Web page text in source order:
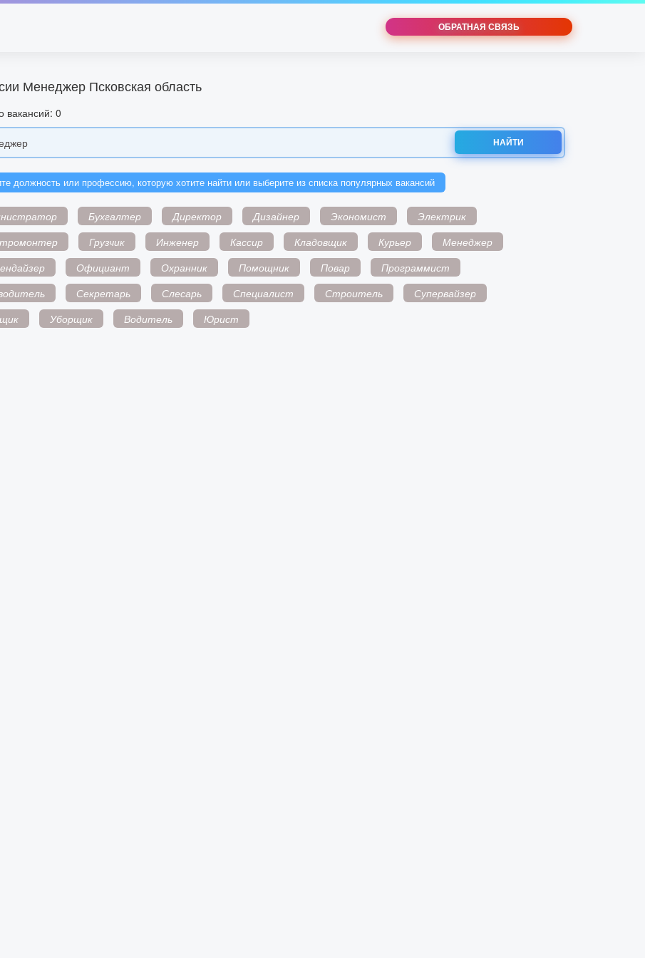
ОБРАТНАЯ СВЯЗЬ
Менеджер Псковская область
вакансий: 0
НАЙТИ
должность или профессию, которую хотите найти или выберите из списка популярных вакансий
Бухгалтер Директор Дизайнер Экономист
Электрик
Грузчик Инженер Кассир Кладовщик Курьер
Менеджер
Официант Охранник Помощник Повар
Программист
Секретарь Слесарь Специалист Строитель
Супервайзер
Уборщик Водитель Юрист